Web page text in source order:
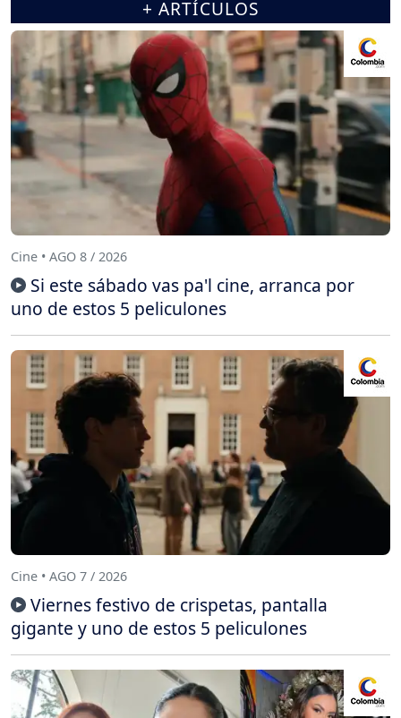
+ ARTÍCULOS
Cine • AGO 8 / 2026
Si este sábado vas pa'l cine, arranca por
uno de estos 5 peliculones
Cine • AGO 7 / 2026
Viernes festivo de crispetas, pantalla
gigante y uno de estos 5 peliculones